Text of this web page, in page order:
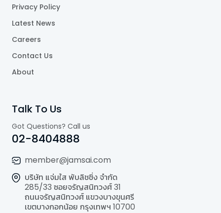
Privacy Policy
Latest News
Careers
Contact Us
About
Talk To Us
Got Questions? Call us
02-8404888
member@jamsai.com
บริษัท แจ่มใส พับลิชชิ่ง จำกัด
285/33 ซอยจรัญสนิทวงศ์ 31
ถนนจรัญสนิทวงศ์ แขวงบางขุนศรี
เขตบางกอกน้อย กรุงเทพฯ 10700